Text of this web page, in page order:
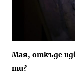
Мая, откъде
ти?